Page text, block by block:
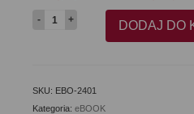
ilość
w
20
DODAJ DO
SKU: EBO-2401
Kategoria: eBOOK